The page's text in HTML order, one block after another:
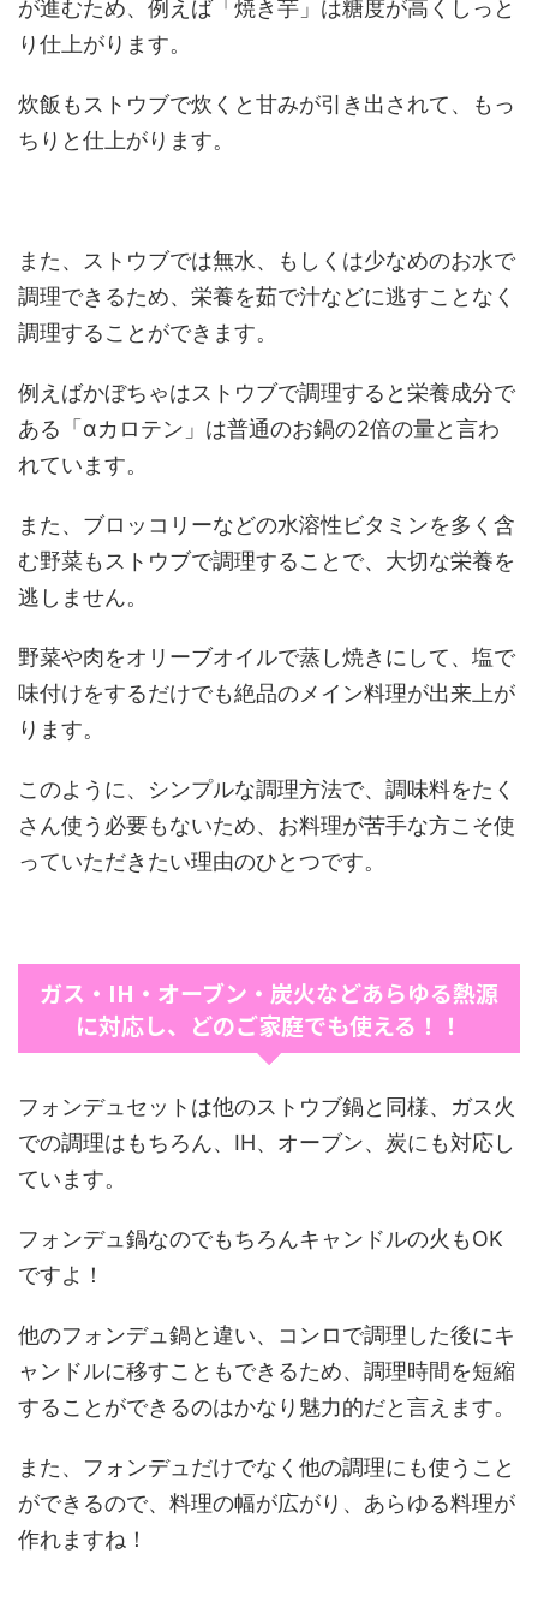
が進むため、例えば「焼き芋」は糖度が高くしっと
り仕上がります。
炊飯もストウブで炊くと甘みが引き出されて、もっ
ちりと仕上がります。
また、ストウブでは無水、もしくは少なめのお水で
調理できるため、栄養を茹で汁などに逃すことなく
調理することができます。
例えばかぼちゃはストウブで調理すると栄養成分で
ある「 αカロテン」は普通のお鍋の2倍の量と言わ
れています。
また、ブロッコリーなどの水溶性ビタミンを多く含
む野菜もストウブで調理することで、大切な栄養を
逃しません。
野菜や肉をオリーブオイルで蒸し焼きにして、塩で
味付けをするだけでも絶品のメイン料理が出来上が
ります。
このように、シンプルな調理方法で、調味料をたく
さん使う必要もないため、 お料理が苦手な方こそ使
っていただきたい理由のひとつです。
ガス・IH・オーブン・炭火などあらゆる熱源
に対応し、どのご家庭でも使える！ ！
フォンデュセットは他のストウブ鍋と同様、ガス火
での調理はもちろん、IH、オーブン、炭にも対応し
ています。
フォンデュ鍋なのでもちろんキャンドルの火もOK
ですよ！
他のフォンデュ鍋と違い、コンロで調理した後にキ
ャンドルに移すこともできるため、調理時間を短縮
することができるのはかなり魅力的だと言えます。
また、フォンデュだけでなく他の調理にも使うこと
ができるので、料理の幅が広がり、あらゆる料理が
作れますね！